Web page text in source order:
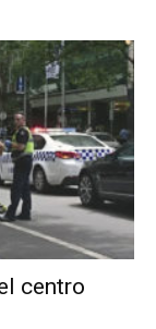
centro